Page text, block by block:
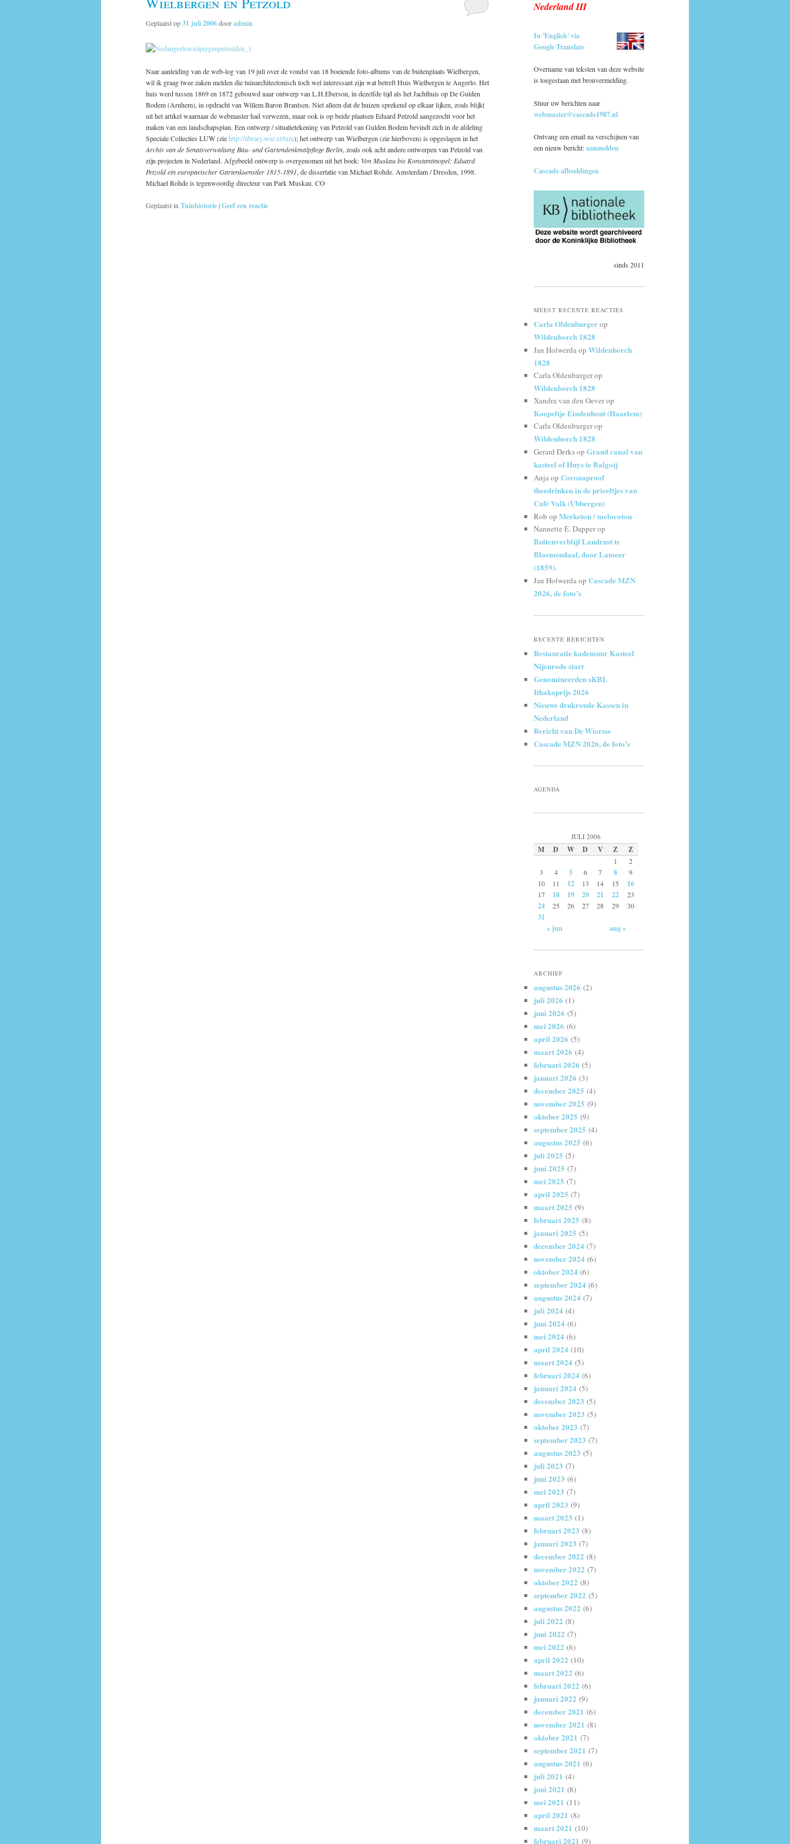
Geplaatst op31 juli 2006dooradmin
Naar aanleiding van de web-log van 19 juli over de vondst van 18 boeiende foto-albums van de buitenplaats Wielbergen,
wil ik graag twee zaken melden die tuinarchitectonisch toch wel interessant zijn wat betreft Huis Wielbergen te Angerlo. Het
huis werd tussen 1869 en 1872 gebouwd naar ontwerp van L.H.Eberson, in dezelfde tijd als het Jachthuis op De Gulden
Bodem (Arnhem), in opdracht van Willem Baron Brantsen. Niet alleen dat de huizen sprekend op elkaar lijken, zoals blijkt
uit het artikel waarnaar de webmaster had verwezen, maar ook is op beide plaatsen Eduard Petzold aangezocht voor het
maken van een landschapsplan. Een ontwerp / situatietekening van Petzold van Gulden Bodem bevindt zich in de afdeling
Speciale Collecties LUW (ziehttp://library.wur.nl/tuin); het ontwerp van Wielbergen (zie hierboven) is opgeslagen in het
Archiv van de Senatsverwaltung Bau- und Gartendenkmalpflege Berlin, zoals ook acht andere ontwerpen van Petzold van
zijn projecten in Nederland. Afgebeeld ontwerp is overgenomen uit het boek: Von Muskau bis Konstantinopel: Eduard
Petzold ein europaeischer Gartenkuenstler 1815-1891, de dissertatie van Michael Rohde. Amsterdam / Dresden, 1998.
Michael Rohde is tegenwoordig directeur van Park Muskau. CO
Geplaatst inTuinhistorie|Geef een reactie
Nederland III
In 'English' via
Google Translate
Overname van teksten van deze website
is toegestaan met bronvermelding.
Stuur uw berichten naar
webmaster@cascade1987.nl
Ontvang een email na verschijnen van
een nieuw bericht:aanmelden
Cascade afbeeldingen
sinds 2011
MEEST RECENTE REACTIES
Carla Oldenburgerop
Wildenborch 1828
Jan Holwerdaop Wildenborch
1828
Carla Oldenburgerop
Wildenborch 1828
Xandra van den Oeverop
Koepeltje Eindenhout (Haarlem)
Carla Oldenburgerop
Wildenborch 1828
Gerard Derksop Grand canal van
kasteel of Huys te Balgoij
Anjaop Coronaproof
theedrinken in de prieeltjes van
Café Valk (Ubbergen)
Rob op Merketon / melocoton
Nannette E. Dapperop
Buitenverblijf Landrust te
Bloemendaal, door Lameer
(1859).
Jan Holwerdaop Cascade MZN
2026, de foto’s
RECENTE BERICHTEN
Restauratie kademuur Kasteel
Nijenrode start
Genomineerden sKBL
Ithakaprijs 2026
Nieuwe drukronde Kassen in
Nederland
Bericht van De Wiersse
Cascade MZN 2026, de foto’s
AGENDA
JULI 2006
M D W D V Z Z
1
2
3
4 5 6 7 8
9
10
11 12 13 14 15 16
17 18 19 20 21 22 23
24 25 26 27 28 29 30
31
« jun
aug »
ARCHIEF
augustus 2026 (2)
juli 2026 (1)
juni 2026 (5)
mei 2026 (6)
april 2026 (5)
maart 2026 (4)
februari 2026 (5)
januari 2026 (3)
december 2025 (4)
november 2025 (9)
oktober 2025 (9)
september 2025 (4)
augustus 2025 (6)
juli 2025 (5)
juni 2025 (7)
mei 2025 (7)
april 2025 (7)
maart 2025 (9)
februari 2025 (8)
januari 2025 (5)
december 2024 (7)
november 2024 (6)
oktober 2024 (6)
september 2024 (6)
augustus 2024 (7)
juli 2024 (4)
juni 2024 (6)
mei 2024 (6)
april 2024 (10)
maart 2024 (5)
februari 2024 (6)
januari 2024 (5)
december 2023 (5)
november 2023 (5)
oktober 2023 (7)
september 2023 (7)
augustus 2023 (5)
juli 2023 (7)
juni 2023 (6)
mei 2023 (7)
april 2023 (9)
maart 2023 (1)
februari 2023 (8)
januari 2023 (7)
december 2022 (8)
november 2022 (7)
oktober 2022 (8)
september 2022 (5)
augustus 2022 (6)
juli 2022 (8)
juni 2022 (7)
mei 2022 (6)
april 2022 (10)
maart 2022 (6)
februari 2022 (6)
januari 2022 (9)
december 2021 (6)
november 2021 (8)
oktober 2021 (7)
september 2021 (7)
augustus 2021 (6)
juli 2021 (4)
juni 2021 (8)
mei 2021 (11)
april 2021 (8)
maart 2021 (10)
februari 2021 (9)